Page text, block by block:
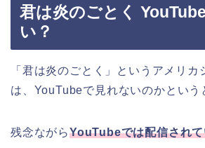
君は炎のごとく
い？
「君は炎のごとく」
というアメリカ
は、YouTubeで見れないのかという
残念ながらYouTubeでは配信され